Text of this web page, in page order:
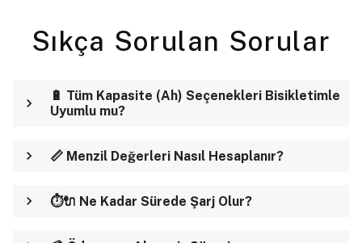
Sıkça Sorulan Sorular
🔋 Tüm Kapasite (Ah) Seçenekleri Bisikletimle
Uyumlu mu?
📏 Menzil Değerleri Nasıl Hesaplanır?
⏱️🔌 Ne Kadar Sürede Şarj Olur?